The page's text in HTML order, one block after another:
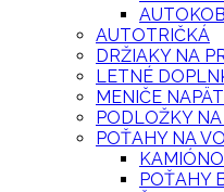
AUTOTRIČKÁ
DRŽIAKY NA
LETNÉ
MENIČE
PODLOŽKY
POŤAHY NA
POŤAHY